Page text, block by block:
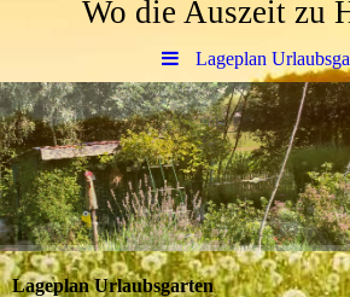
Wo die Auszeit zu
Lageplan
Lageplan Urlaubsgarten